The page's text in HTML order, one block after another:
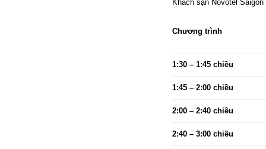
Khách sạn Novotel
Chương trình
1:30 – 1:45 chiều
1:45 – 2:00 chiều
2:00 – 2:40 chiều
2:40 – 3:00 chiều